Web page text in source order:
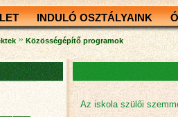
INDULÓ OSZTÁLYAINK
» Közösségépítő programok
Az iskola szülői